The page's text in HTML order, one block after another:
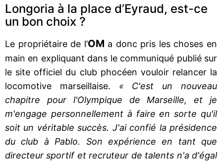
Longoria à la place d’Eyraud, est-ce
un bon choix ?
Le propriétaire de l’OM a donc pris les choses en
main en expliquant dans le communiqué publié sur
le site officiel du club phocéen vouloir relancer la
locomotive marseillaise. « C'est un nouveau
chapitre pour l'Olympique de Marseille, et je
m'engage personnellement à faire en sorte qu'il
soit un véritable succès. J'ai confié la présidence
du club à Pablo. Son expérience en tant que
directeur sportif et recruteur de talents n'a d'égal